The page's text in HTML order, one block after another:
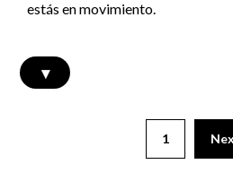
estás en movimiento.
▾
1